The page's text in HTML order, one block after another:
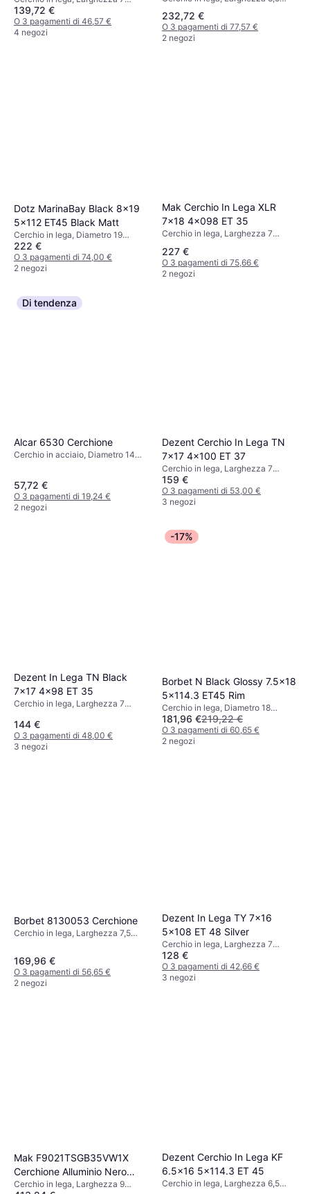
pollici, Diametro 17 pollici, Argento
139,72 €
O 3 pagamenti di 46,57 €
4 negozi
232,72 €
O 3 pagamenti di 77,57 €
2 negozi
Dotz MarinaBay Black 8x19
5x112 ET45 Black Matt
Cerchio in lega, Diametro 19
pollici, Nero
222 €
O 3 pagamenti di 74,00 €
2 negozi
Mak Cerchio In Lega XLR
7x18 4x098 ET 35
Cerchio in lega, Larghezza 7
227 €
O 3 pagamenti di 75,66 €
2 negozi
Di tendenza
Alcar 6530 Cerchione
Cerchio in acciaio, Diametro 14
57,72 €
O 3 pagamenti di 19,24 €
2 negozi
Dezent Cerchio In Lega TN
7x17 4x100 ET 37
Cerchio in lega, Larghezza 7
pollici, 8 pollici, Diametro 17 pollici,
Nero
159 €
O 3 pagamenti di 53,00 €
3 negozi
Dezent In Lega TN Black
7x17 4x98 ET 35
Cerchio in lega, Larghezza 7
Nero
144 €
O 3 pagamenti di 48,00 €
3 negozi
-17%
Borbet N Black Glossy 7.5x18
5x114.3 ET45 Rim
Cerchio in lega, Diametro 18
pollici, Nero, Alluminio
181,96 €219,22 €
O 3 pagamenti di 60,65 €
2 negozi
Borbet 8130053 Cerchione
Cerchio in lega, Larghezza 7,5
169,96 €
O 3 pagamenti di 56,65 €
2 negozi
Dezent In Lega TY 7x16
5x108 ET 48 Silver
Cerchio in lega, Larghezza 7
pollici, Diametro 16 pollici, Argento
128 €
O 3 pagamenti di 42,66 €
3 negozi
Mak F9021TSGB35VW1X
Cerchione Alluminio Nero
Lucido
Cerchio in lega, Larghezza 9
Dezent Cerchio In Lega KF
6.5x16 5x114.3 ET 45
Cerchio in lega, Larghezza 6,5